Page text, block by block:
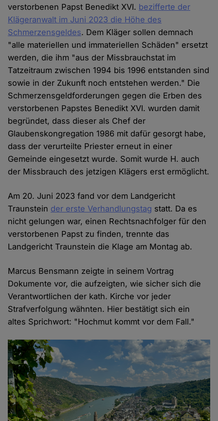
verstorbenen Papst Benedikt XVI. bezifferte der
Klägeranwalt im Juni 2023 die Höhe des
Schmerzensgeldes. Dem Kläger sollen demnach
"alle materiellen und immateriellen Schäden" ersetzt
werden, die ihm "aus der Missbrauchstat im
Tatzeitraum zwischen 1994 bis 1996 entstanden sind
sowie in der Zukunft noch entstehen werden." Die
Schmerzensgeldforderungen gegen die Erben des
verstorbenen Papstes Benedikt XVI. wurden damit
begründet, dass dieser als Chef der
Glaubenskongregation 1986 mit dafür gesorgt habe,
dass der verurteilte Priester erneut in einer
Gemeinde eingesetzt wurde. Somit wurde H. auch
der Missbrauch des jetzigen Klägers erst ermöglicht.
Am 20. Juni 2023 fand vor dem Landgericht
Traunstein der erste Verhandlungstag statt. Da es
nicht gelungen war, einen Rechtsnachfolger für den
verstorbenen Papst zu finden, trennte das
Landgericht Traunstein die Klage am Montag ab.
Marcus Bensmann zeigte in seinem Vortrag
Dokumente vor, die aufzeigten, wie sicher sich die
Verantwortlichen der kath. Kirche vor jeder
Strafverfolgung wähnten. Hier bestätigt sich ein
altes Sprichwort: "Hochmut kommt vor dem Fall."